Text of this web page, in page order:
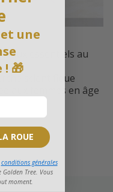
essentiels au
scientifique
aux femmes en âge
une
🎁
ROUE
conditions générales
Tree. Vous
moment.